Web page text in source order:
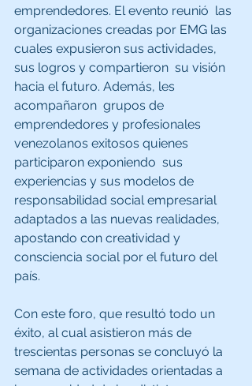
emprendedores. El evento reunió  las
organizaciones creadas por EMG las
cuales expusieron sus actividades,
sus logros y compartieron  su visión
hacia el futuro. Además, les
acompañaron  grupos de
emprendedores y profesionales
venezolanos exitosos quienes
participaron exponiendo  sus
experiencias y sus modelos de
responsabilidad social empresarial
adaptados a las nuevas realidades,
apostando con creatividad y
consciencia social por el futuro del
país.
Con este foro, que resultó todo un
éxito, al cual asistieron más de
trescientas personas se concluyó la
semana de actividades orientadas a